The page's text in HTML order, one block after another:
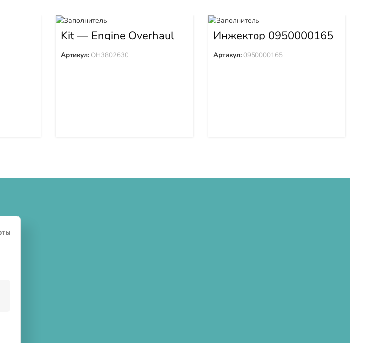
Kit — Engine Overhaul
OH3802630
Артикул: OH3802630
Инжектор 0950000165
Артикул:0950000165